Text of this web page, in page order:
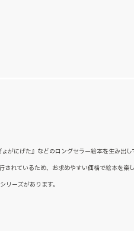
にげた』などのロングセラー絵本を生み出し
れているため、お求めやすい価格で絵本を楽し
リーズがあります。